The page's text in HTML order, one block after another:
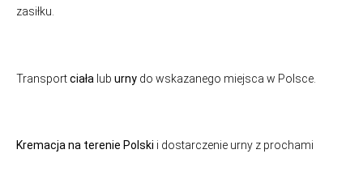
zasiłku.
Transportciała lub urny do wskazanego miejsca w Polsce.
Kremacja na terenie Polski i dostarczenie urny z prochami